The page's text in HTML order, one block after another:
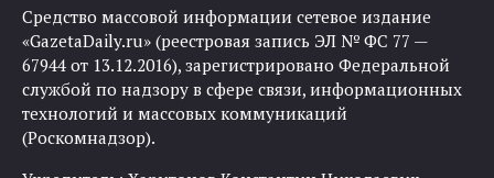
Средство массовой информации сетевое издание
«GazetaDaily.ru» (реестровая запись ЭЛ № ФС 77 —
67944 от 13.12.2016), зарегистрировано Федеральной
службой по надзору в сфере связи, информационных
технологий и массовых коммуникаций
(Роскомнадзор).